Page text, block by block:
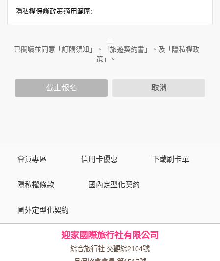
隱私權保護政策適用範圍:
務時收集到的身份識別資料，也包括本公司如何處理在商業合
作與本公司合作時分享的任何身份識別資料。隱私權保護政策
不適用於本公司以外的公司或網站群，與非本站所僱用或管理
放連結的廠商也可能蒐集您個人的資料。對於您主動提供的個
人資訊，這些廣告廠商或連結網站有其個別的隱私權保護政
策，其資料處理措施不適用於本公司隱私權保護政策。
資料的蒐集與使用方式:
為了在本網站提供您最佳的互動性服務，可能會請您提供相關
本網站在您使用服務信箱、問卷調查等互動性功能時，會保留
於一般瀏覽時，伺服器會自行記錄相關行徑，包括您使用連線
設備的 IP 位址、使用時間、使用的瀏覽器、瀏覽及點選資料記
錄等，做為我們增進網站服務的參考依據，此記錄為內部應
已閱讀並同意「訂購須知」、「旅遊契約書」、及「隱私權政
策」。
截止報名 取消
會員專區 信用卡優惠 下載刷卡單
隱私權條款 國內定型化契約
國外定型化契約
迎家國際旅行社有限公司
綜合旅行社 交觀綜2104號